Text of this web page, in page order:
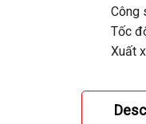
Công
Tốc
Xuất